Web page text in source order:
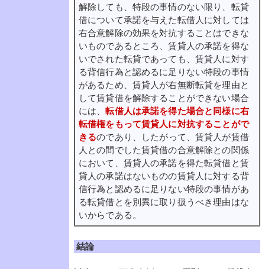
解除しても、特段の事情のない限り、転貸
借について承諾を与えた転借人に対しては
右合意解除の効果を対抗することはできな
いものであるところ、賃貸人の承諾を得な
いでされた転貸であっても、賃貸人に対す
る背信行為と認めるに足りない特段の事情
があるため、賃貸人が右無断転貸を理由と
して賃貸借を解除することができない場合
には、転借人は承諾を得た場合と同様に右
転借権をもって賃貸人に対抗することがで
きるのであり、したがって、賃貸人が賃借
人との間でした賃貸借の合意解除との関係
において、賃貸人の承諾を得た転貸借と賃
貸人の承諾はないものの賃貸人に対する背
信行為と認めるに足りない特段の事情があ
る転貸借とを別異に取り扱うべき理由はな
いからである。
結論